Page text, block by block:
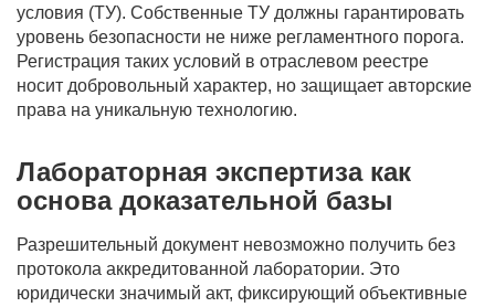
условия (ТУ). Собственные ТУ должны гарантировать
уровень безопасности не ниже регламентного порога.
Регистрация таких условий в отраслевом реестре
носит добровольный характер, но защищает авторские
права на уникальную технологию.
Лабораторная экспертиза как
основа доказательной базы
Разрешительный документ невозможно получить без
протокола аккредитованной лаборатории. Это
юридически значимый акт, фиксирующий объективные